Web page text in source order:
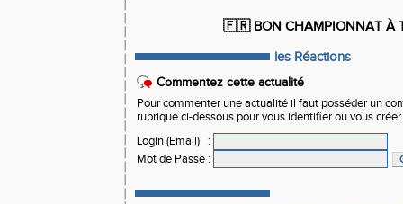
🇫🇷 BON CHAMPIONNAT
les Réactions
Commentez cette actualité
Pour commenter une actualité il faut posséder un
rubrique ci-dessous pour vous identifier ou vous
Login (Email)
:
Mot de Passe :